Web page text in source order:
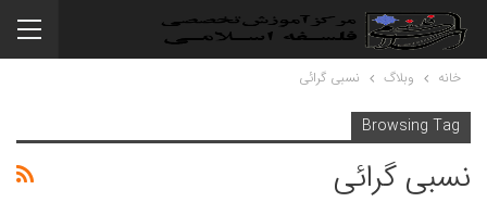
خانه وبلاگ نسبی گرائی
Browsing Tag
نسبی گرائی